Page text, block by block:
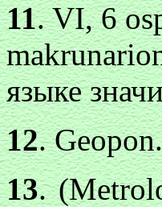
11. VI, 6
языке
12.
13.